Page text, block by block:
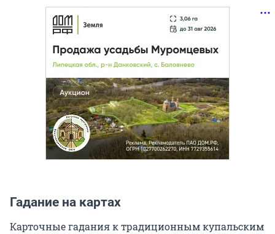
Гадание на картах
Карточные гадания к традиционным купальским